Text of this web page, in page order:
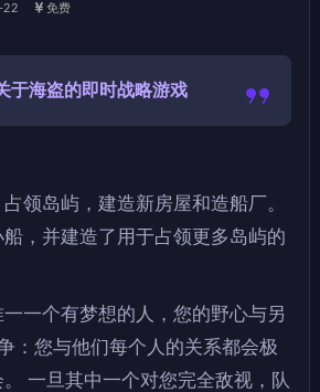
22 免费
于海盗的即时战略游戏
领岛屿，建造新房屋和造船厂。
，并建造了用于占领更多岛屿的
一个有梦想的人，您的野心与另
：您与他们每个人的关系都会极
一旦其中一个对您完全敌视，队